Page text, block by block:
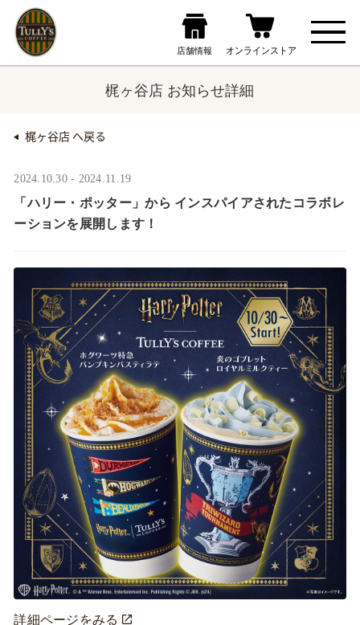
梶ヶ谷店 お知らせ詳細
梶ヶ谷店 へ戻る
2024.10.30 - 2024.11.19
「ハリー・ポッター」から インスパイアされたコラボレ
ーションを展開します！
詳細ページをみる